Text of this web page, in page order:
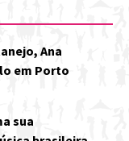
Ana
em Porto
sua